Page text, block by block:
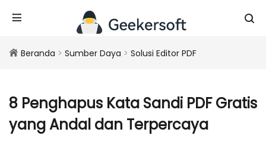
Beranda > Sumber Daya > Solusi Editor PDF
8 Penghapus Kata Sandi PDF Gratis
yang Andal dan Terpercaya